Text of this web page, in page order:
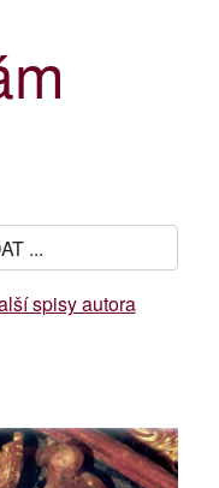
spisy autora